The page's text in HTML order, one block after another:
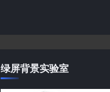
绿屏背景实验室